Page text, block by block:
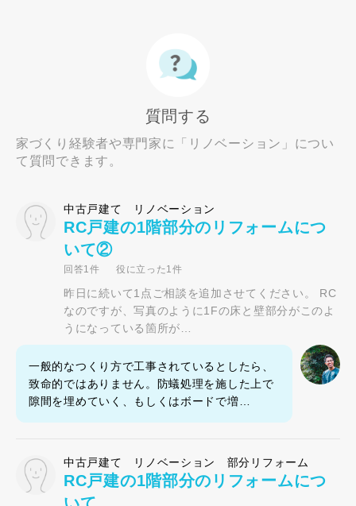
質問する
家づくり経験者や専門家に「リノベーション」につい
て質問できます。
中古戸建て リノベーション
RC戸建の1階部分のリフォームにつ
いて②
回答1件 役に立った1件
昨日に続いて1点ご相談を追加させてください。 RC
なのですが、写真のように1Fの床と壁部分がこのよ
うになっている箇所が…
一般的なつくり方で工事されているとしたら、
致命的ではありません。防蟻処理を施した上で
隙間を埋めていく、もしくはボードで増…
中古戸建て リノベーション 部分リフォーム
RC戸建の1階部分のリフォームにつ